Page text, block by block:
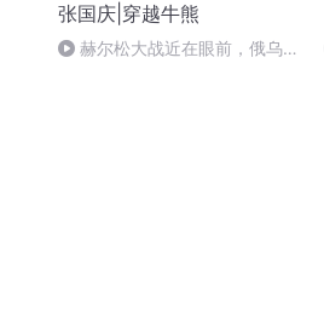
张国庆|穿越牛熊
赫尔松大战近在眼前，俄乌冲